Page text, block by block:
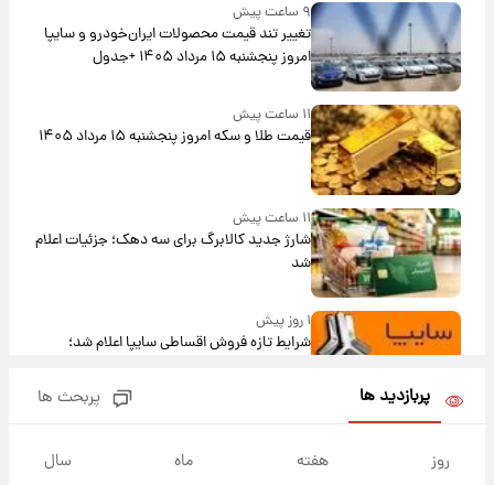
۹ ساعت پیش
تغییر تند قیمت محصولات ایران‌خودرو و سایپا
امروز پنجشنبه ۱۵ مرداد ۱۴۰۵ +جدول
۱۱ ساعت پیش
قیمت طلا و سکه امروز پنجشنبه ۱۵ مرداد ۱۴۰۵
۱۱ ساعت پیش
شارژ جدید کالابرگ برای سه دهک؛ جزئیات اعلام
شد
۱ روز پیش
شرایط تازه فروش اقساطی سایپا اعلام شد؛
قیمت سکه و طلا فردا
پربازدید ها پربحث ها
روز هفته ماه سال